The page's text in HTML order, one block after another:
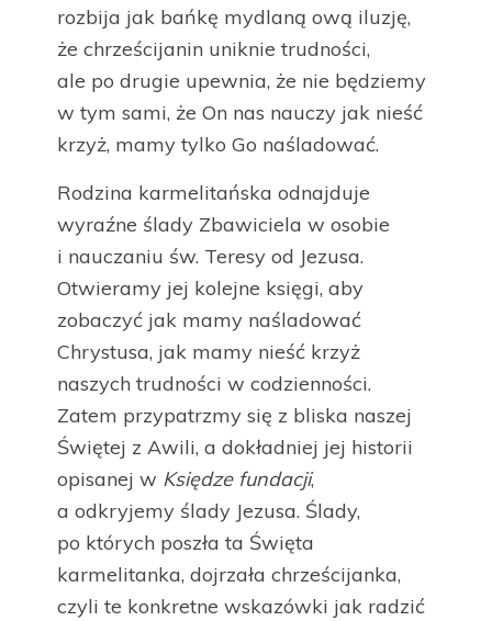
rozbija jak bańkę mydlaną ową iluzję,
że chrześcijanin uniknie trudności,
ale po drugie upewnia, że nie będziemy
w tym sami, że On nas nauczy jak nieść
krzyż, mamy tylko Go naśladować.
Rodzina karmelitańska odnajduje
wyraźne ślady Zbawiciela w osobie
i nauczaniu św. Teresy od Jezusa.
Otwieramy jej kolejne księgi, aby
zobaczyć jak mamy naśladować
Chrystusa, jak mamy nieść krzyż
naszych trudności w codzienności.
Zatem przypatrzmy się z bliska naszej
Świętej z Awili, a dokładniej jej historii
opisanej w Księdze fundacji,
a odkryjemy ślady Jezusa. Ślady,
po których poszła ta Święta
karmelitanka, dojrzała chrześcijanka,
czyli te konkretne wskazówki jak radzić